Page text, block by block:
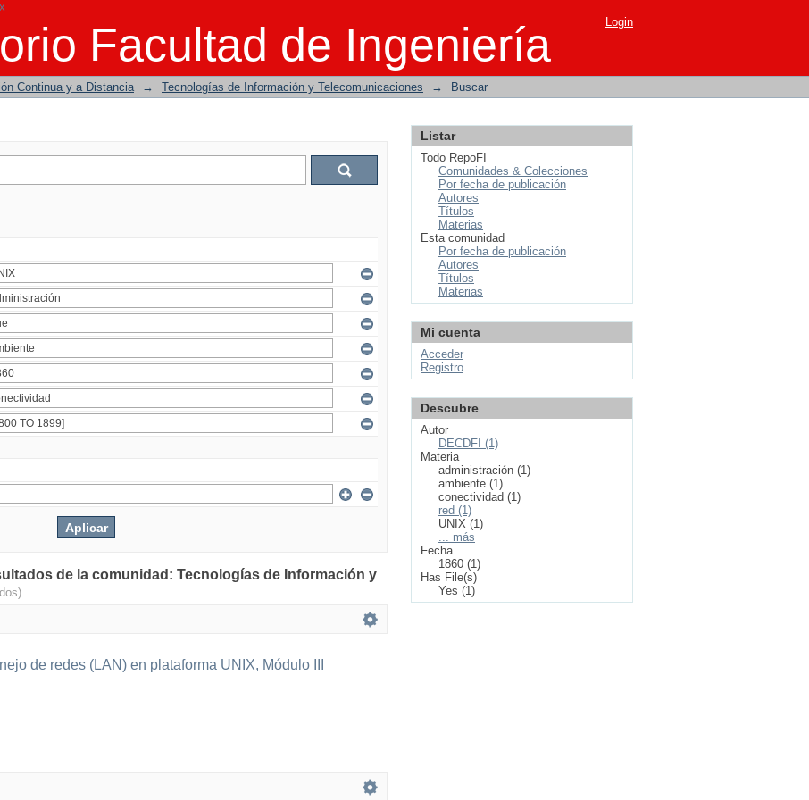
Facultad de Ingeniería Login
Continua y a Distancia → Tecnologías de Información y Telecomunicaciones → Buscar
de la comunidad: Tecnologías de Información y
de redes (LAN) en plataforma UNIX, Módulo III
Listar
Todo RepoFI
Comunidades & Colecciones
Por fecha de publicación
Autores
Títulos
Materias
Esta comunidad
Por fecha de publicación
Autores
Títulos
Materias
Mi cuenta
Acceder
Registro
Descubre
Autor
DECDFI (1)
Materia
administración (1)
ambiente (1)
conectividad (1)
red (1)
UNIX (1)
... más
Fecha
1860 (1)
Has File(s)
Yes (1)